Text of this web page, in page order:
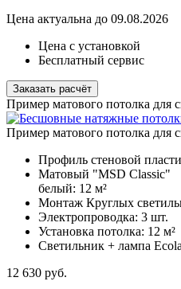
Цена актуальна до 09.08.2026
Цена с установкой
Бесплатный сервис
Заказать расчёт
Пример матового потолка для
Пример матового потолка для
Профиль стеновой
Матовый "MSD Classic"
белый: 12 м²
Монтаж Круглых
Электропроводка: 3 шт.
Установка потолка: 12 м²
Светильник + лампа
12 630 руб.